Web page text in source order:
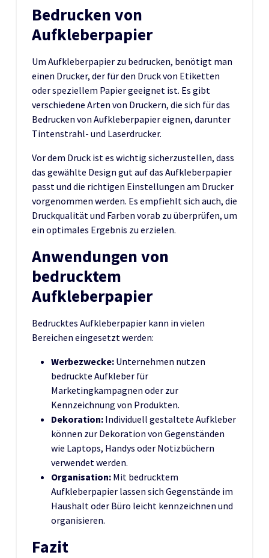
Bedrucken von
Aufkleberpapier
Um Aufkleberpapier zu bedrucken, benötigt man
einen Drucker, der für den Druck von Etiketten
oder speziellem Papier geeignet ist. Es gibt
verschiedene Arten von Druckern, die sich für das
Bedrucken von Aufkleberpapier eignen, darunter
Tintenstrahl- und Laserdrucker.
Vor dem Druck ist es wichtig sicherzustellen, dass
das gewählte Design gut auf das Aufkleberpapier
passt und die richtigen Einstellungen am Drucker
vorgenommen werden. Es empfiehlt sich auch, die
Druckqualität und Farben vorab zu überprüfen, um
ein optimales Ergebnis zu erzielen.
Anwendungen von
bedrucktem
Aufkleberpapier
Bedrucktes Aufkleberpapier kann in vielen
Bereichen eingesetzt werden:
Werbezwecke: Unternehmen nutzen
bedruckte Aufkleber für
Marketingkampagnen oder zur
Kennzeichnung von Produkten.
Dekoration: Individuell gestaltete Aufkleber
können zur Dekoration von Gegenständen
wie Laptops, Handys oder Notizbüchern
verwendet werden.
Organisation: Mit bedrucktem
Aufkleberpapier lassen sich Gegenstände im
Haushalt oder Büro leicht kennzeichnen und
organisieren.
Fazit